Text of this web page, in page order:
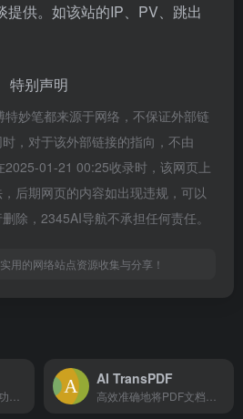
提供。如该站的IP、PV、跳出
特别声明
妙笔都来源于网络，不保证外部链
，对于该外部链接的指向，不由
01-21 00:25收录时，该网页上
后期网页的内容如出现违规，可以
除，2345AI导航不承担任何责任。
用的网络站点资源收集与分享！
AI TransPDF